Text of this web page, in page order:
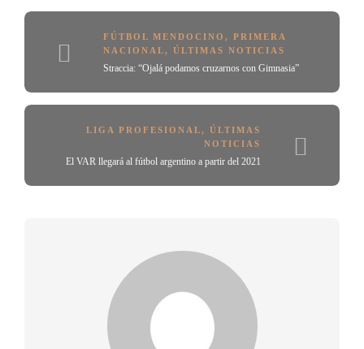
FÚTBOL MENDOCINO , PRIMERA
NACIONAL, ÚLTIMAS NOTICIAS
Straccia: “Ojalá podamos cruzarnos con Gimnasia”
LIGA PROFESIONAL, ÚLTIMAS
NOTICIAS
El VAR llegará al fútbol argentino a partir del 2021